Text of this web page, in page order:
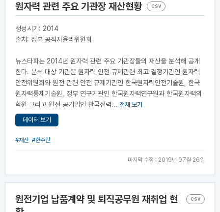
원자력 관련 주요 기관장 재산현황 CSV
생성시기: 2014
출처: 정부 공직자윤리위원회
뉴스타파는 2014년 원자력 관련 주요 기관장들의 재산을 분석해 공개
한다. 분석 대상 기관은 원자력 안전 규제관련 최고 결정기관인 원자력
안전위원회와 원전 관련 안전 규제기관인 한국원자력안전기술원, 한국
원자력통제기술원, 정부 연구기관인 한국원자력연구원과 한국원자력의
학원 그리고 원전 공기업인 한국전력... 전체 보기
데이터 보기
#재산 #한수원
마지막 수정 : 2019년 07월 26일
원전기업 납품계약 및 퇴직공무원 재취업 현
CSV